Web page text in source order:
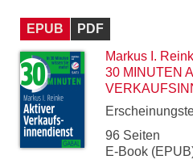
EPUB
PDF
Markus I.
30 MINUTEN
96 Seiten
E-Book